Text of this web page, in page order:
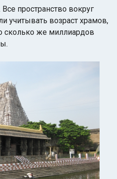
пространство вокруг
учитывать возраст храмов,
сколько же миллиардов